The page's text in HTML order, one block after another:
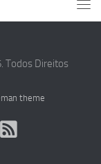
Todos Direitos
theme